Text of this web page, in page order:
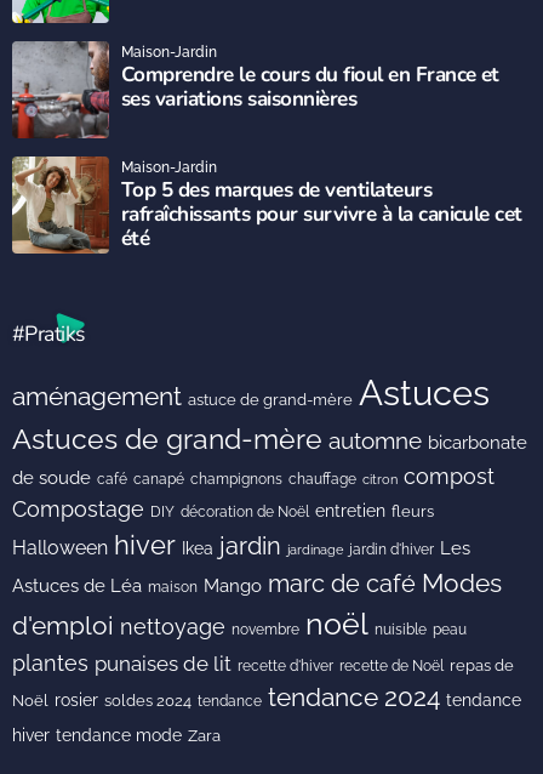
Comprendre le cours du fioul en France et
ses variations saisonnières
Maison-Jardin
Top 5 des marques de ventilateurs
rafraîchissants pour survivre à la canicule cet
été
Maison-Jardin
#Pratiks
aménagement astuce de grand-mère Astuces
Astuces de grand-mère automne bicarbonate
de soude café canapé champignons chauffage citron compost
Compostage DIY décoration de Noël entretien fleurs
Halloween hiver Ikea jardin jardinage jardin d'hiver Les
Astuces de Léa maison Mango marc de café Modes
d'emploi nettoyage novembre noël nuisible peau
plantes punaises de lit recette d'hiver recette de Noël repas de
Noël rosier soldes 2024 tendance tendance 2024 tendance
hiver tendance mode Zara